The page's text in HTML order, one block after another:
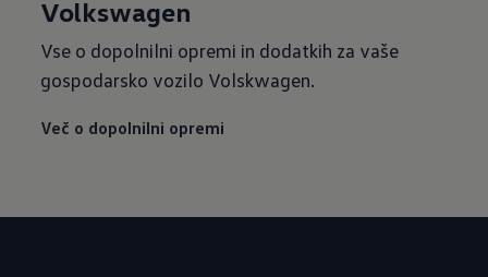
Volkswagen
Vse o dopolnilni opremi in dodatkih za vaše
gospodarsko vozilo Volskwagen.
Več o dopolnilni opremi